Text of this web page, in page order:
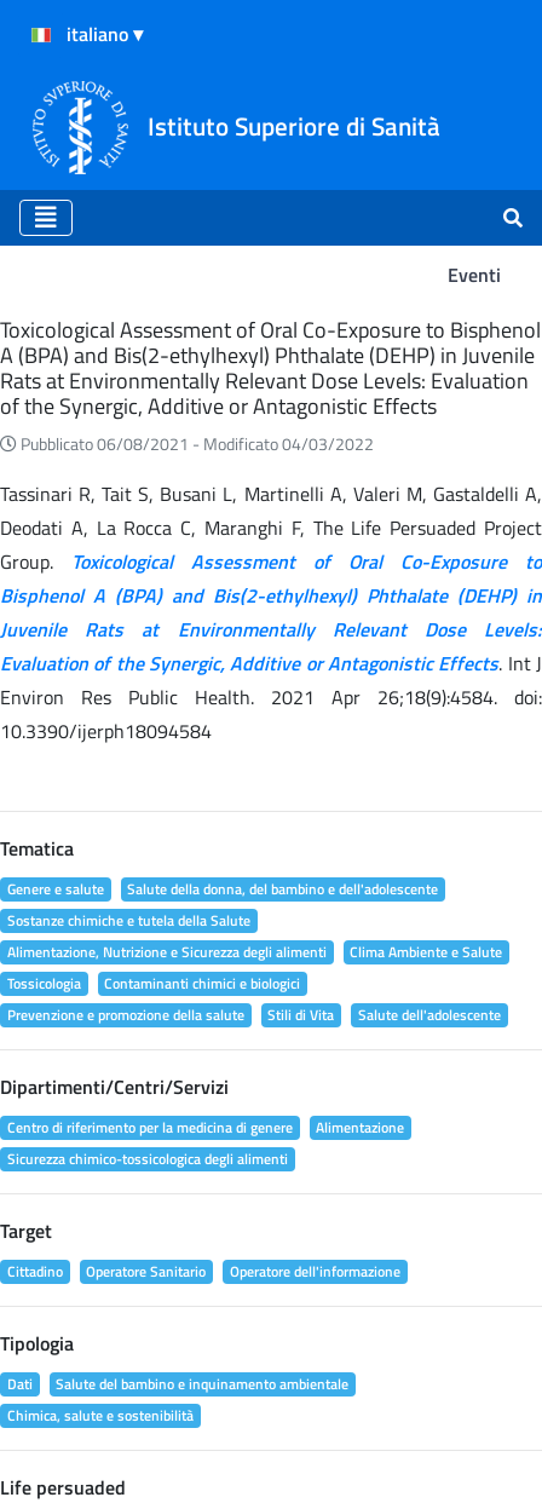
Istituto Superiore di Sanità
Eventi
Eventi
Toxicological Assessment of Oral Co-Exposure to Bisphenol
A (BPA) and Bis(2-ethylhexyl) Phthalate (DEHP) in Juvenile
Rats at Environmentally Relevant Dose Levels: Evaluation
of the Synergic, Additive or Antagonistic Effects
Pubblicato 06/08/2021 - Modificato 04/03/2022
Tassinari R, Tait S, Busani L, Martinelli A, Valeri M, Gastaldelli A,
Deodati A, La Rocca C, Maranghi F, The Life Persuaded Project
Group. Toxicological Assessment of Oral Co-Exposure to
Bisphenol A (BPA) and Bis(2-ethylhexyl) Phthalate (DEHP) in
Juvenile Rats at Environmentally Relevant Dose Levels:
Evaluation of the Synergic, Additive or Antagonistic Effects. Int J
Environ Res Public Health. 2021 Apr 26;18(9):4584. doi:
10.3390/ijerph18094584
Tematica
Genere e salute
Salute della donna, del bambino e dell'adolescente
Sostanze chimiche e tutela della Salute
Alimentazione, Nutrizione e Sicurezza degli alimenti
Clima Ambiente e Salute
Tossicologia
Contaminanti chimici e biologici
Prevenzione e promozione della salute
Stili di Vita Salute dell'adolescente
Dipartimenti/Centri/Servizi
Centro di riferimento per la medicina di genere
Alimentazione
Sicurezza chimico-tossicologica degli alimenti
Target
Cittadino Operatore Sanitario Operatore dell'informazione
Tipologia
Dati
Salute del bambino e inquinamento ambientale
Chimica, salute e sostenibilità
Life persuaded